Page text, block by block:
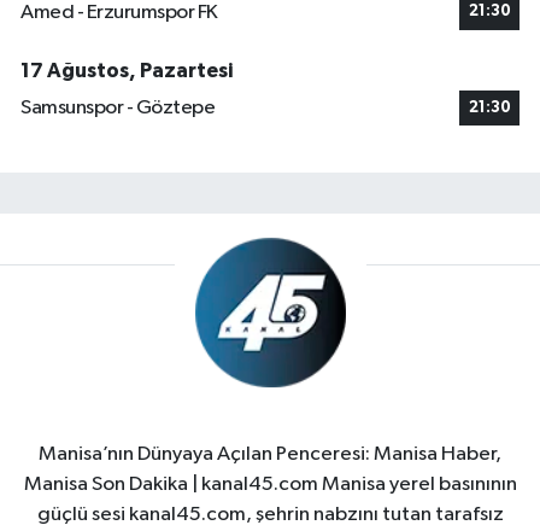
Amed - Erzurumspor FK 21:30
17 Ağustos, Pazartesi
Samsunspor - Göztepe
21:30
Manisa’nın Dünyaya Açılan Penceresi: Manisa Haber,
Manisa Son Dakika | kanal45.com Manisa yerel basınının
güçlü sesi kanal45.com, şehrin nabzını tutan tarafsız